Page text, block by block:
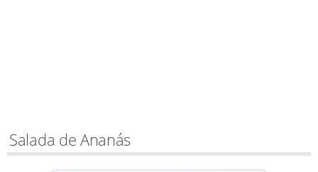
Salada de Ananás